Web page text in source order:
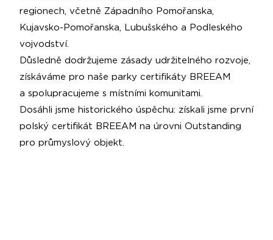
regionech, včetně Západního Pomořanska,
Kujavsko-Pomořanska, Lubušského a Podleského
vojvodství.
Důsledně dodržujeme zásady udržitelného rozvoje,
získáváme pro naše parky certifikáty BREEAM
a spolupracujeme s místními komunitami.
Dosáhli jsme historického úspěchu: získali jsme první
polský certifikát BREEAM na úrovni Outstanding
pro průmyslový objekt.